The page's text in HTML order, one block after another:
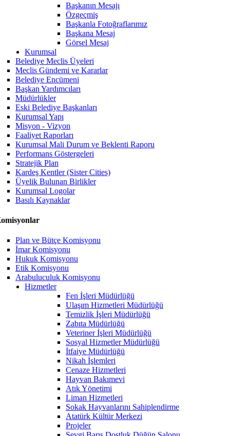
Başkanın Mesajı
Özgeçmiş
Başkanla Fotoğraflarımız
Başkana Mesaj
Görsel Mesaj
Kurumsal
Belediye Meclis Üyeleri
Meclis Gündemi ve Kararlar
Belediye Encümeni
Başkan Yardımcıları
Müdürlükler
Eski Belediye Başkanları
Kurumsal Yapı
Misyon - Vizyon
Faaliyet Raporları
Kurumsal Mali Durum ve Beklenti Raporu
Performans Göstergeleri
Stratejik Plan
Kardeş Kentler (Sister Cities)
Üyelik Bulunan Birlikler
Kurumsal Logolar
Basılı Kaynaklar
Plan ve Bütçe Komisyonu
İmar Komisyonu
Hukuk Komisyonu
Etik Komisyonu
Arabuluculuk Komisyonu
Hizmetler
Fen İşleri Müdürlüğü
Ulaşım Hizmetleri Müdürlüğü
Temizlik İşleri Müdürlüğü
Zabıta Müdürlüğü
Veteriner İşleri Müdürlüğü
Sosyal Hizmetler Müdürlüğü
İtfaiye Müdürlüğü
Nikah İşlemleri
Cenaze Hizmetleri
Hayvan Bakımevi
Atık Yönetimi
Liman Hizmetleri
Sokak Hayvanlarını Sahiplendirme
Atatürk Kültür Merkezi
Projeler